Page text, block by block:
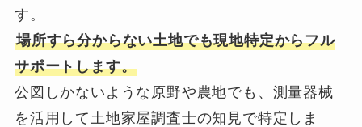
す。
場所すら分からない土地でも現地特定からフル
サポートします。
公図しかないような原野や農地でも、測量器械
を活用して土地家屋調査士の知見で特定しま